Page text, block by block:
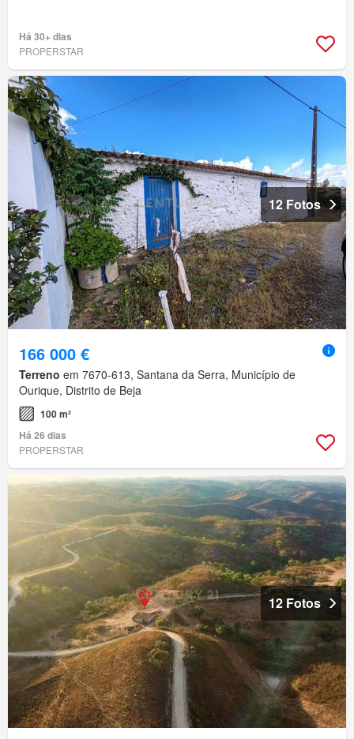
Há 30+ dias
PROPERSTAR
12 Fotos
166 000 €
Terreno em 7670-613, Santana da Serra, Município de
Ourique, Distrito de Beja
100 m²
Há 26 dias
PROPERSTAR
12 Fotos